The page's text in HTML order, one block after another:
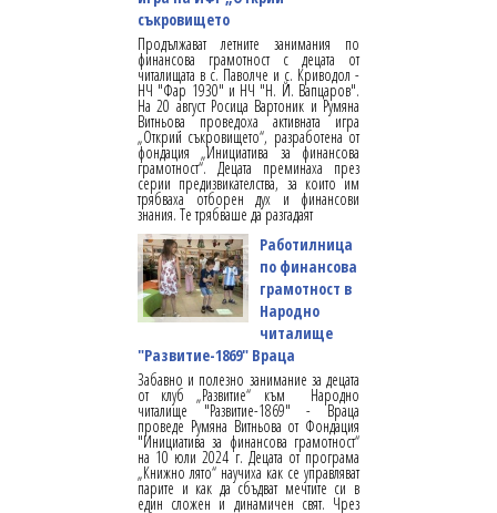
съкровището
Продължават летните занимания по
финансова грамотност с децата от
читалищата в с. Паволче и с. Криводол -
НЧ "Фар 1930" и НЧ "Н. Й. Вапцаров".
На 20 август Росица Вартоник и Румяна
Витньова проведоха активната игра
„Открий съкровището“, разработена от
фондация „Инициатива за финансова
грамотност“. Децата преминаха през
серии предизвикателства, за които им
трябваха отборен дух и финансови
знания. Те трябваше да разгадаят
Работилница
по финансова
грамотност в
Народно
читалище
"Развитие-1869" Враца
Забавно и полезно занимание за децата
от клуб „Развитие“ към Народно
читалище "Развитие-1869" - Враца
проведе Румяна Витньова от Фондация
"Инициатива за финансова грамотност“
на 10 юли 2024 г. Децата от програма
„Книжно лято“ научиха как се управляват
парите и как да сбъдват мечтите си в
един сложен и динамичен свят. Чрез